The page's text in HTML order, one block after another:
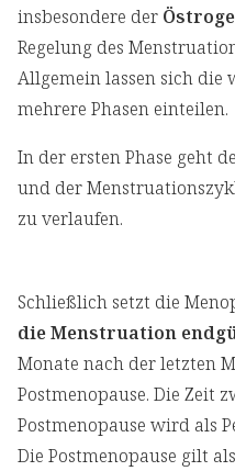
insbesondere der
Regelung des
Allgemein lassen sich die
mehrere Phasen einteilen.
In der ersten Phase geht
und der
zu verlaufen.
Schließlich setzt die
die Menstruation
Monate nach der letzten
Postmenopause. Die Zeit
Postmenopause wird als
Die Postmenopause gilt